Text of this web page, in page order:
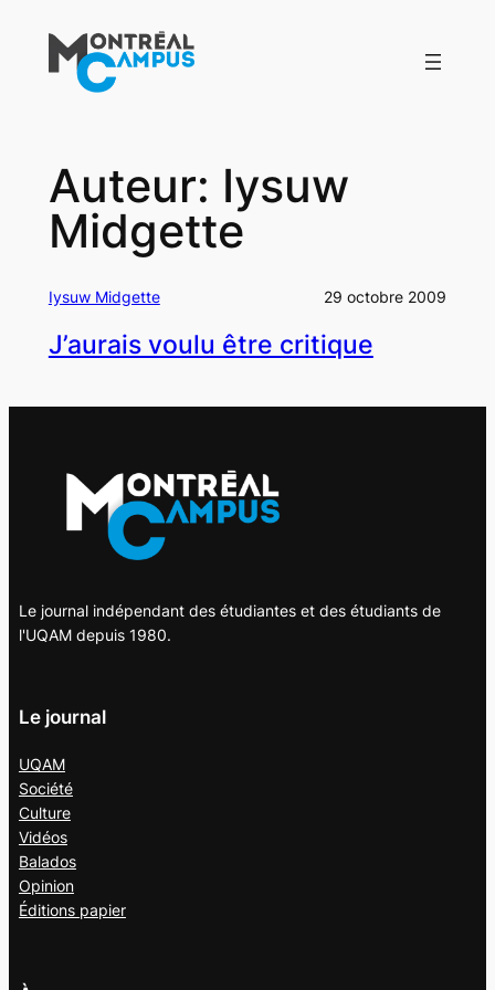
contenu
Auteur: Iysuw
Midgette
Iysuw Midgette 29 octobre 2009
J’aurais voulu être critique
Le journal indépendant des étudiantes et des étudiants de
l'UQAM depuis 1980.
Le journal
UQAM
Société
Culture
Vidéos
Balados
Opinion
Éditions papier